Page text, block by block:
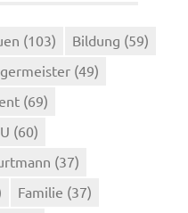
(103) Bildung (59)
(49)
(69)
(60)
(37)
Familie (37)